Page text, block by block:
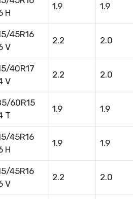
H
1.9 1.9
45R16
V
2.2 2.0
40R17
V
2.2 2.0
60R15
T
1.9 1.9
45R16
H
1.9 1.9
45R16
V
2.2 2.0